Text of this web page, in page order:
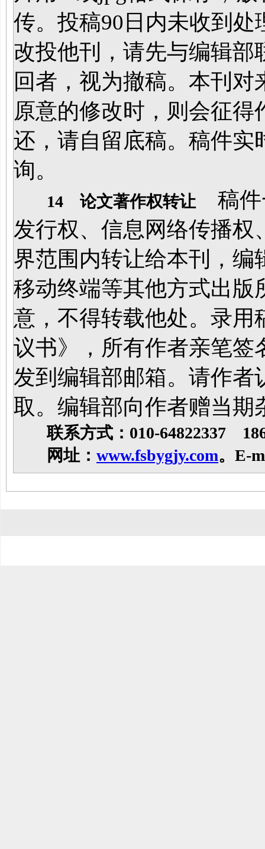
传。投稿90日内未收到
改投他刊，请先与编辑部
回者，视为撤稿。本刊
原意的修改时，则会征
还，请自留底稿。稿件实
询。
14 论文著作权转让
稿件
发行权、信息网络传播权
界范围内转让给本刊，编
移动终端等其他方式出版
意，不得转载他处。录用
议书》，所有作者亲笔签
发到编辑部邮箱。请作者
取。编辑部向作者赠当期
联系方式：010-64822337
网址： www.fsbygjy.com。 E-